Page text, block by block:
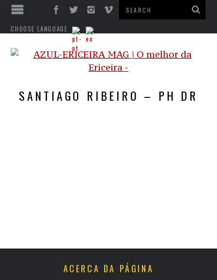
CHOOSE LANGUAGE
SANTIAGO RIBEIRO – PH DR
ACERCA DA PÁGINA